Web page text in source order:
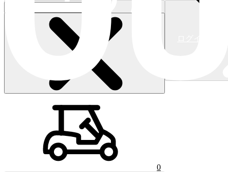
ショッピングカート (0
0